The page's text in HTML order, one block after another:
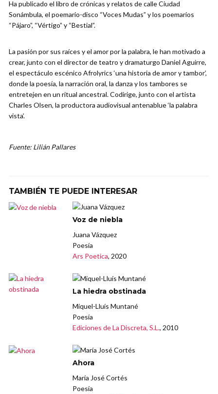
Ha publicado el libro de crónicas y relatos de calle Ciudad
Sonámbula, el poemario-disco “Voces Mudas” y los poemarios
“Pájaro”, “Vértigo” y “Bestial”.
La pasión por sus raíces y el amor por la palabra, le han motivado a
crear, junto con el director de teatro y dramaturgo Daniel Aguirre,
el espectáculo escénico Afrolyrics ‘una historia de amor y tambor’,
donde la poesía, la narración oral, la danza y los tambores se
entretejen en un ritual ancestral. Codirige, junto con el artista
Charles Olsen, la productora audiovisual antenablue ‘la palabra
vista’.
Fuente: Lilián Pallares
TAMBIÉN TE PUEDE INTERESAR
Voz de niebla
Juana Vázquez
Poesía
Ars Poetica, 2020
La hiedra obstinada
Miquel-Lluís Muntané
Poesía
Ediciones de La Discreta, S.L., 2010
Ahora
María José Cortés
Poesía